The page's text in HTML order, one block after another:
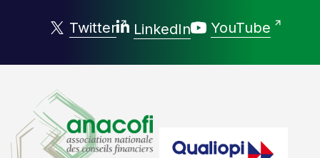
Twitter LinkedIn YouTube